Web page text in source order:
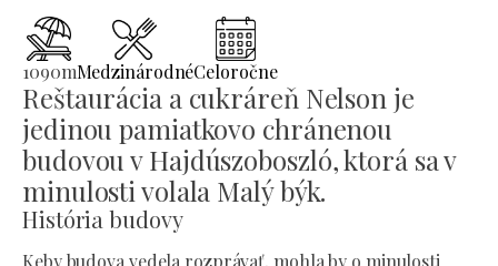
1090mMedzinárodnéCeloročne
Reštaurácia a cukráreň Nelson je
jedinou pamiatkovo chránenou
budovou v Hajdúszoboszló, ktorá sa v
minulosti volala Malý býk.
História budovy
Keby budova vedela rozprávať, mohla by o minulosti